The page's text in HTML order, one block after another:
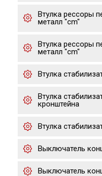
Втулка рессоры
металл "cm"
Втулка рессоры
металл "cm"
Втулка
Втулка
кронштейна
Втулка
Выключатель
Выключатель